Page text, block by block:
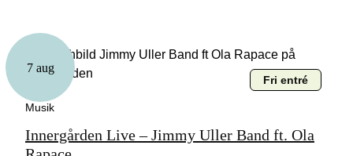
7 aug
Fri entré
Musik
Innergården Live – Jimmy Uller Band ft. Ola